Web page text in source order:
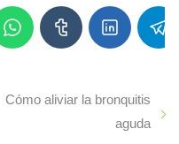
Cómo aliviar la bronquitis
aguda